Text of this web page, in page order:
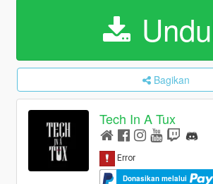
Bagikan
Tech In A Tux
Donasikan melalui